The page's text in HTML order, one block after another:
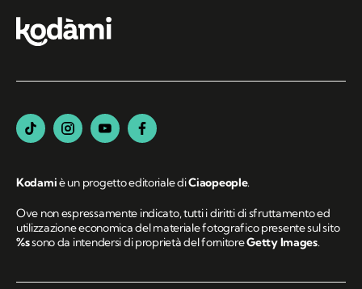
Kodamiè un progetto editoriale diCiaopeople.
Ove non espressamente indicato, tutti i diritti di sfruttamento ed
utilizzazione economica del materiale fotografico presente sul sito
%ssono da intendersi di proprietà del fornitoreGetty Images.